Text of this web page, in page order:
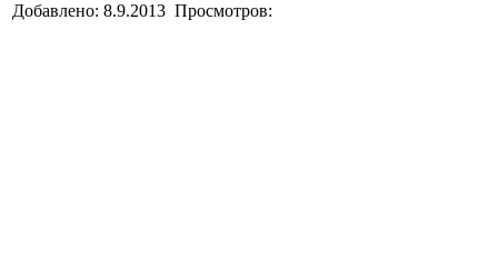
Добавлено: 8.9.2013 Просмотров: